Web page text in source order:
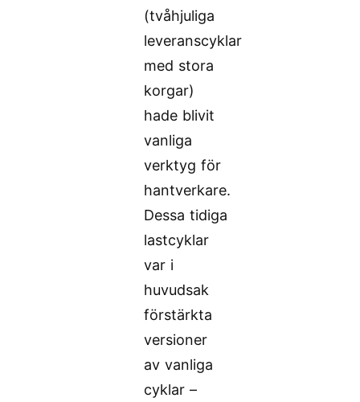
(tvåhjuliga
leveranscyklar
med stora
korgar)
hade blivit
vanliga
verktyg för
hantverkare.
Dessa tidiga
lastcyklar
var i
huvudsak
förstärkta
versioner
av vanliga
cyklar –